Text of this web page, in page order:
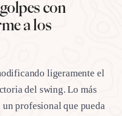
con
a los
ligeramente el
del swing. Lo más
profesional que pueda